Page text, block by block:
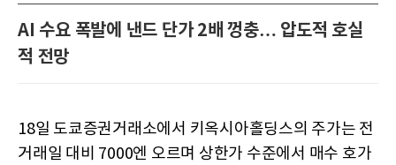
AI 수요 폭발에 낸드 단가 2배 껑충… 압도적 호실
적 전망
18일 도쿄증권거래소에서 키옥시아홀딩스의 주가는 전
거래일 대비 7000엔 오르며 상한가 수준에서 매수 호가